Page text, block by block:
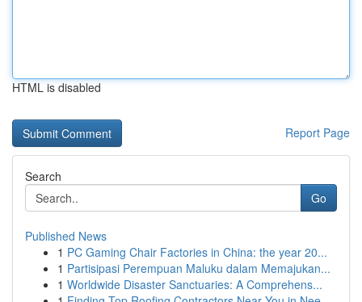
HTML is disabled
Report Page
Search
Go
Published News
1 PC Gaming Chair Factories in China: the year 20...
1 Partisipasi Perempuan Maluku dalam Memajukan...
1 Worldwide Disaster Sanctuaries: A Comprehens...